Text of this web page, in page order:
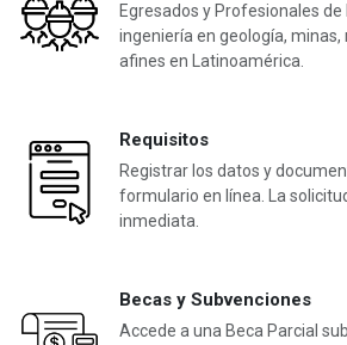
Egresados y Profesionales de
ingeniería en geología, minas,
afines en Latinoamérica.
Requisitos
Registrar los datos y
formulario en línea. La
inmediata.
Becas y Subvenciones
Accede a una Beca Parcial